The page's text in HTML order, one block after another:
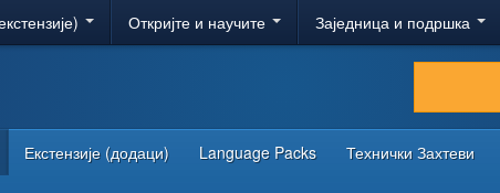
Откријте и научите Заједница и подршка
Екстензије (додаци) Language Packs Технички Захтеви